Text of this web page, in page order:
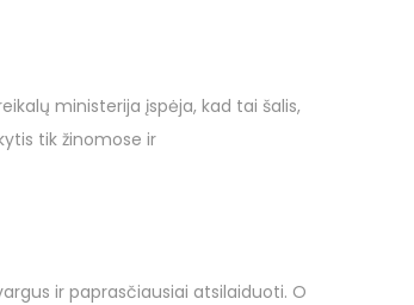
ministerija įspėja, kad tai šalis,
tik žinomose ir
ir paprasčiausiai atsilaiduoti. O